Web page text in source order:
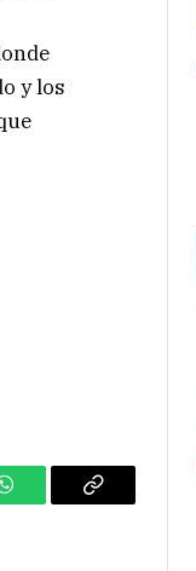
y los
WhatsAppCopy